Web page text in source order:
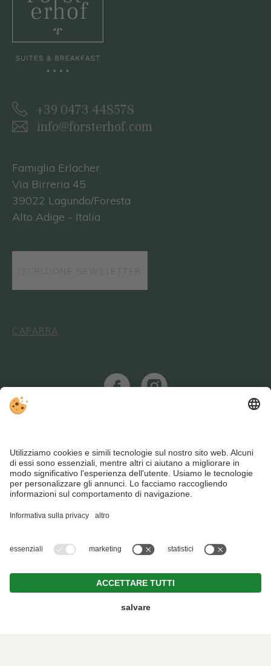
+39 0473 448578
info@forsterhof.com
Famiglia Erlacher
Via Birreria 45
39022 Lagundo/Foresta
Alto Adige - Italia
ISCRIZIONE NEWSLETTER
CAPARRA